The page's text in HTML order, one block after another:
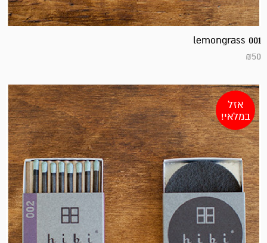
lemongrass 001
₪50
אזל
במלאי!